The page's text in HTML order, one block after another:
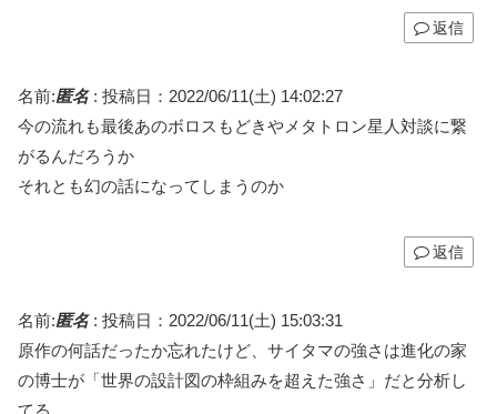
返信
名前:匿名: 投稿日：2022/06/11(土) 14:02:27
今の流れも最後あのボロスもどきやメタトロン星人対談に繋
がるんだろうか
それとも幻の話になってしまうのか
返信
名前:匿名: 投稿日：2022/06/11(土) 15:03:31
原作の何話だったか忘れたけど、サイタマの強さは進化の家
の博士が「世界の設計図の枠組みを超えた強さ」だと分析し
てる